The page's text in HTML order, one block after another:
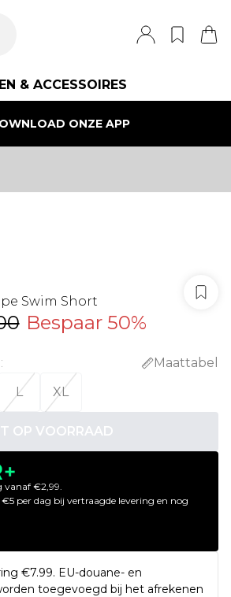
& ACCESSOIRES
ONZE APP
Swim Short
Bespaar 50%
:
Maattabel
L XL
OP VOORRAAD
vanaf €2,99.
per dag bij vertraagde levering en nog
€7.99. EU-douane- en
toegevoegd bij het afrekenen